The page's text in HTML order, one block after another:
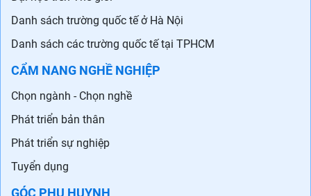
TIN TỨC
Tin tức giáo dục
Du học các nước